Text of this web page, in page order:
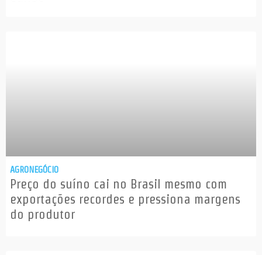
AGRONEGÓCIO
Preço do suíno cai no Brasil mesmo com
exportações recordes e pressiona margens
do produtor